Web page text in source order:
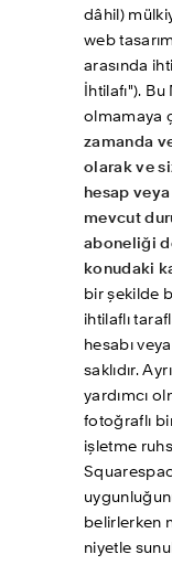
dâhil)
web
arasında
İhtilafı").
olmamaya
zamanda
olarak ve
hesap
mevcut
aboneliği
konudaki
bir şekilde
ihtilaflı
hesabı
saklıdır.
yardımcı
fotoğraflı
işletme
belirlerken
niyetle